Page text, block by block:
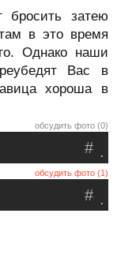
бросить затею
в это время
Однако наши
Вас в
хороша в
обсудить фото (0)
.
#
обсудить фото (1)
.
#